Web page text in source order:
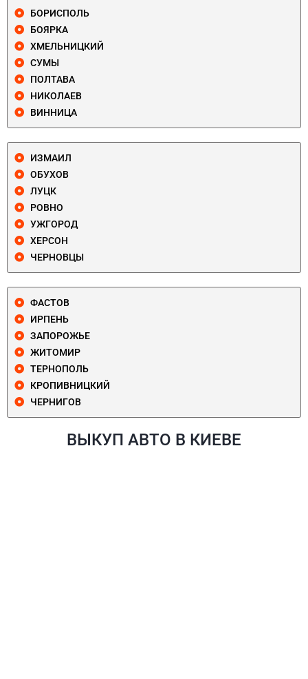
БОРИСПОЛЬ
БОЯРКА
ХМЕЛЬНИЦКИЙ
СУМЫ
ПОЛТАВА
НИКОЛАЕВ
ВИННИЦА
ИЗМАИЛ
ОБУХОВ
ЛУЦК
РОВНО
УЖГОРОД
ХЕРСОН
ЧЕРНОВЦЫ
ФАСТОВ
ИРПЕНЬ
ЗАПОРОЖЬЕ
ЖИТОМИР
ТЕРНОПОЛЬ
КРОПИВНИЦКИЙ
ЧЕРНИГОВ
ВЫКУП АВТО В КИЕВЕ